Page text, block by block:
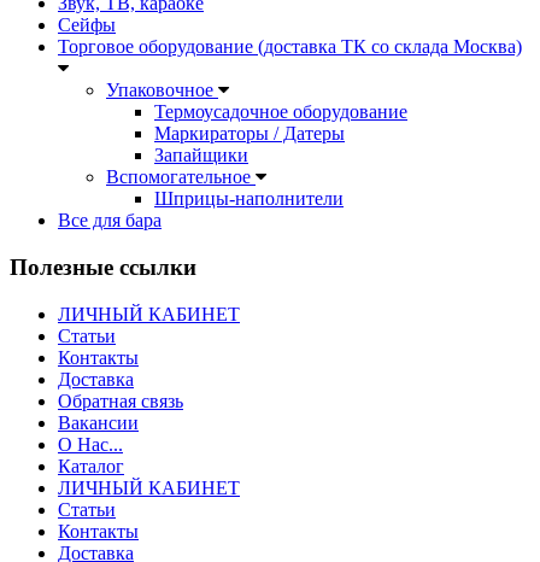
Сейфы
Торговое оборудование (доставка ТК со склада Москва)
Упаковочное
Термоусадочное оборудование
Маркираторы / Датеры
Запайщики
Вспомогательное
Шприцы-наполнители
Все для бара
Полезные ссылки
ЛИЧНЫЙ КАБИНЕТ
Статьи
Контакты
Доставка
Обратная связь
Вакансии
О Нас...
Каталог
ЛИЧНЫЙ КАБИНЕТ
Статьи
Контакты
Доставка